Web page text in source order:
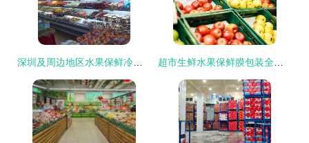
深圳及周边地区水果保鲜冷柜、风幕柜厂家选购与价格指南 超市生鲜水果保鲜膜包装全指南 科学锁鲜，延长美味